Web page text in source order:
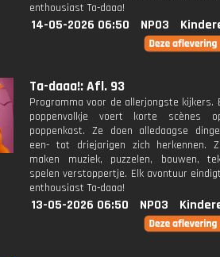
enthousiast Ta-daaa!
14-05-2026 06:50 NPO3
Ta-daaa!: Afl. 93
Programma voor de allerjongste kijkers.
poppenvolkje voert korte scènes
poppenkast. Ze doen alledaagse
een- tot driejarigen zich herkennen.
maken muziek, puzzelen, bouwen,
spelen verstoppertje. Elk avontuur
enthousiast Ta-daaa!
13-05-2026 06:50 NPO3